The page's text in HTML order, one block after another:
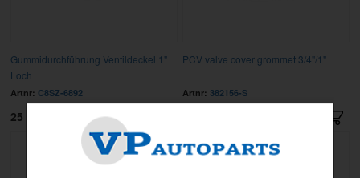
Gummidurchführung Ventildeckel 1"
Loch
Artnr: C8SZ-6892
25 kr
PCV valve cover grommet 3/4"/1"
Artnr: 382156-S